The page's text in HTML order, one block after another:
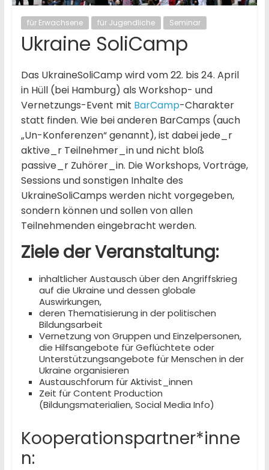
für Erwachsene für Jugendliche Seminar
Ukraine SoliCamp
Das UkraineSoliCamp wird vom 22. bis 24. April
in Hüll (bei Hamburg) als Workshop- und
Vernetzungs-Event mit BarCamp-Charakter
statt finden. Wie bei anderen BarCamps (auch
„Un-Konferenzen“ genannt), ist dabei jede_r
aktive_r Teilnehmer_in und nicht bloß
passive_r Zuhörer_in. Die Workshops, Vorträge,
Sessions und sonstigen Inhalte des
UkraineSoliCamps werden nicht vorgegeben,
sondern können und sollen von allen
Teilnehmenden eingebracht werden.
Ziele der Veranstaltung:
inhaltlicher Austausch über den Angriffskrieg
auf die Ukraine und dessen globale
Auswirkungen,
deren Thematisierung in der politischen
Bildungsarbeit
Vernetzung von Gruppen und Einzelpersonen,
die Hilfsangebote für Geflüchtete oder
Unterstützungsangebote für Menschen in der
Ukraine organisieren
Austauschforum für Aktivist_innen
Zeit für Content Production
(Bildungsmaterialien, Social Media Info)
Kooperationspartner*inne
n: